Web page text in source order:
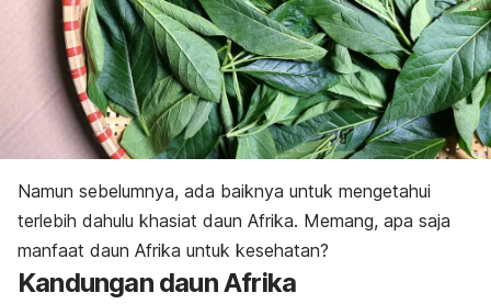
Namun sebelumnya, ada baiknya untuk mengetahui
terlebih dahulu khasiat daun Afrika. Memang, apa saja
manfaat daun Afrika untuk kesehatan?
Kandungan daun Afrika